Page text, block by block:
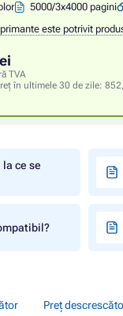
5000/3x4000 pagini
este potrivit
TVA
în ultimele 30 de zile:
ce se
Preț